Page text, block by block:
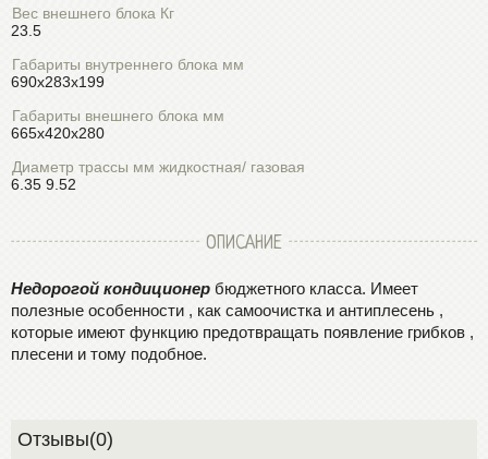
Вес внешнего блока Кг
23.5
Габариты внутреннего блока мм
690х283х199
Габариты внешнего блока мм
665х420х280
Диаметр трассы мм жидкостная/ газовая
6.35 9.52
ОПИСАНИЕ
Недорогой кондиционер бюджетного класса. Имеет
полезные особенности , как самоочистка и антиплесень ,
которые имеют функцию предотвращать появление грибков ,
плесени и тому подобное.
Отзывы(0)